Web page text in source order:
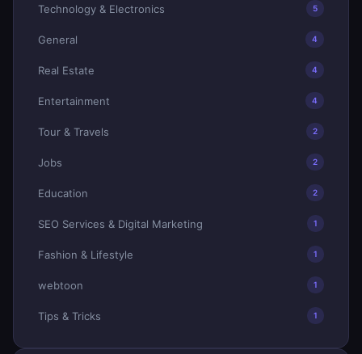
Technology & Electronics 5
General 4
Real Estate 4
Entertainment 4
Tour & Travels 2
Jobs 2
Education 2
SEO Services & Digital Marketing 1
Fashion & Lifestyle 1
webtoon 1
Tips & Tricks 1